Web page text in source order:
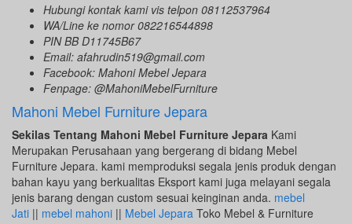
Hubungi kontak kami vis telpon 08112537964
WA/Line ke nomor 082216544898
PIN BB D11745B67
Email: afahrudin519@gmail.com
Facebook: Mahoni Mebel Jepara
Fenpage: @MahoniMebelFurniture
Mahoni Mebel Furniture Jepara
Sekilas Tentang Mahoni Mebel Furniture Jepara Kami
Merupakan Perusahaan yang bergerang di bidang Mebel
Furniture Jepara. kami memproduksi segala jenis produk dengan
bahan kayu yang berkualitas Eksport kami juga melayani segala
jenis barang dengan custom sesuai keinginan anda. mebel
Jati || mebel mahoni || Mebel Jepara Toko Mebel & Furniture